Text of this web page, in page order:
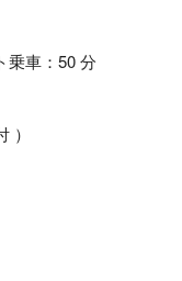
乗車：50 分
）